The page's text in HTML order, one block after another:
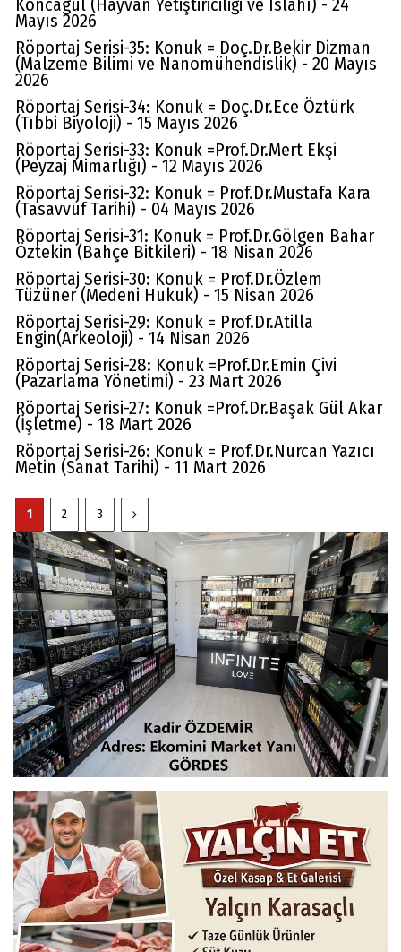
Koncagül (Hayvan Yetiştiriciliği ve Islahı) - 24
Mayıs 2026
Röportaj Serisi-35: Konuk = Doç.Dr.Bekir Dizman
(Malzeme Bilimi ve Nanomühendislik) - 20 Mayıs
2026
Röportaj Serisi-34: Konuk = Doç.Dr.Ece Öztürk
(Tıbbi Biyoloji) - 15 Mayıs 2026
Röportaj Serisi-33: Konuk =Prof.Dr.Mert Ekşi
(Peyzaj Mimarlığı) - 12 Mayıs 2026
Röportaj Serisi-32: Konuk = Prof.Dr.Mustafa Kara
(Tasavvuf Tarihi) - 04 Mayıs 2026
Röportaj Serisi-31: Konuk = Prof.Dr.Gölgen Bahar
Öztekin (Bahçe Bitkileri) - 18 Nisan 2026
Röportaj Serisi-30: Konuk = Prof.Dr.Özlem
Tüzüner (Medeni Hukuk) - 15 Nisan 2026
Röportaj Serisi-29: Konuk = Prof.Dr.Atilla
Engin(Arkeoloji) - 14 Nisan 2026
Röportaj Serisi-28: Konuk =Prof.Dr.Emin Çivi
(Pazarlama Yönetimi) - 23 Mart 2026
Röportaj Serisi-27: Konuk =Prof.Dr.Başak Gül Akar
(İşletme) - 18 Mart 2026
Röportaj Serisi-26: Konuk = Prof.Dr.Nurcan Yazıcı
Metin (Sanat Tarihi) - 11 Mart 2026
1 2 3